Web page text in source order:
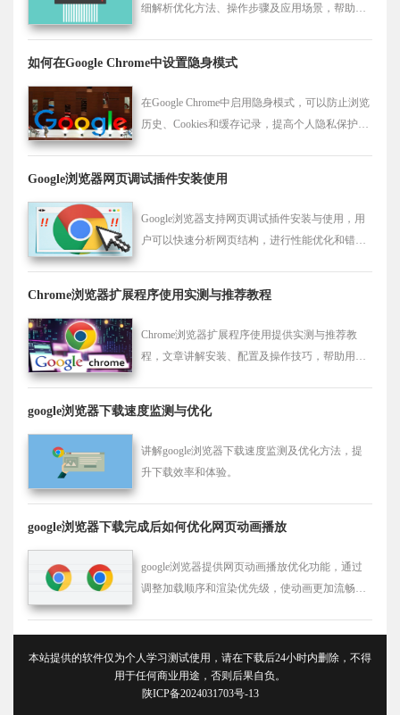
细解析优化方法、操作步骤及应用场景，帮助用
如何在Google Chrome中设置隐身模式
在Google Chrome中启用隐身模式，可以防止浏览
历史、Cookies和缓存记录，提高个人隐私保护，
Google浏览器网页调试插件安装使用
Google浏览器支持网页调试插件安装与使用，用
户可以快速分析网页结构，进行性能优化和错误
Chrome浏览器扩展程序使用实测与推荐教程
Chrome浏览器扩展程序使用提供实测与推荐教
程，文章讲解安装、配置及操作技巧，帮助用户
google浏览器下载速度监测与优化
讲解google浏览器下载速度监测及优化方法，提
升下载效率和体验。
google浏览器下载完成后如何优化网页动画播放
google浏览器提供网页动画播放优化功能，通过
调整加载顺序和渲染优先级，使动画更加流畅自
本站提供的软件仅为个人学习测试使用，请在下载后24小时内删除，不得
用于任何商业用途，否则后果自负。
陕ICP备2024031703号-13